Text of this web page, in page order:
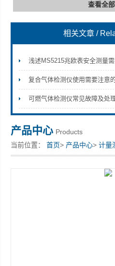
深圳市深博瑞仪器仪表有限公司
查看全
相关文章 /
浅述MS5215兆欧表安全测量
复合气体检测仪使用需要注意
可燃气体检测仪常见故障及处
产品中心 Products
当前位置：首页> 产品中心>计量